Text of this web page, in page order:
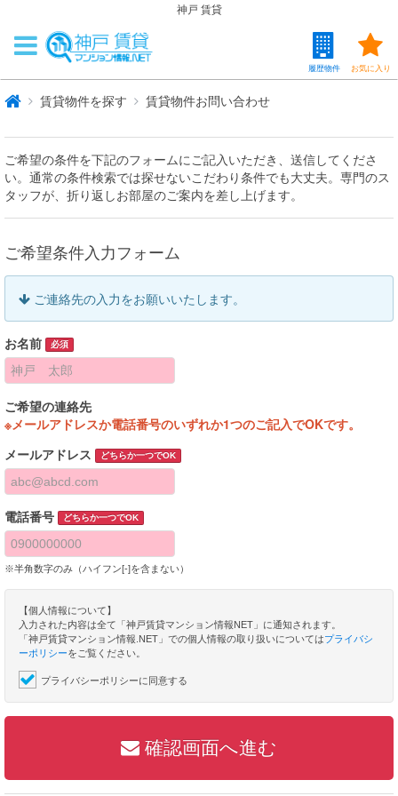
神戸 賃貸
お気に入り
履歴物件
賃貸物件を探す 賃貸物件お問い合わせ
ご希望の条件を下記のフォームにご記入いただき、送信してくださ
い。通常の条件検索では探せないこだわり条件でも大丈夫。専門のス
タッフが、折り返しお部屋のご案内を差し上げます。
ご希望条件入力フォーム
ご連絡先の入力をお願いいたします。
お名前 必須
ご希望の連絡先
※メールアドレスか電話番号のいずれか1つのご記入でOKです。
メールアドレス どちらか一つでOK
電話番号 どちらか一つでOK
※半角数字のみ（ハイフン[-]を含まない）
【個人情報について】
入力された内容は全て「神戸賃貸マンション情報NET」に通知されます。
「神戸賃貸マンション情報.NET」での個人情報の取り扱いについてはプライバシ
ーポリシーをご覧ください。
プライバシーポリシーに同意する
確認画面へ進む